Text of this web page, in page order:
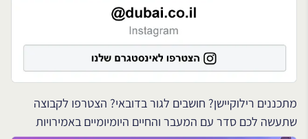
מתכננים רילוקיישן? חושבים לגור בדובאי? הצטרפו לקבוצה
שתעשה לכם סדר עם המעבר והחיים היומיומיים באמירויות